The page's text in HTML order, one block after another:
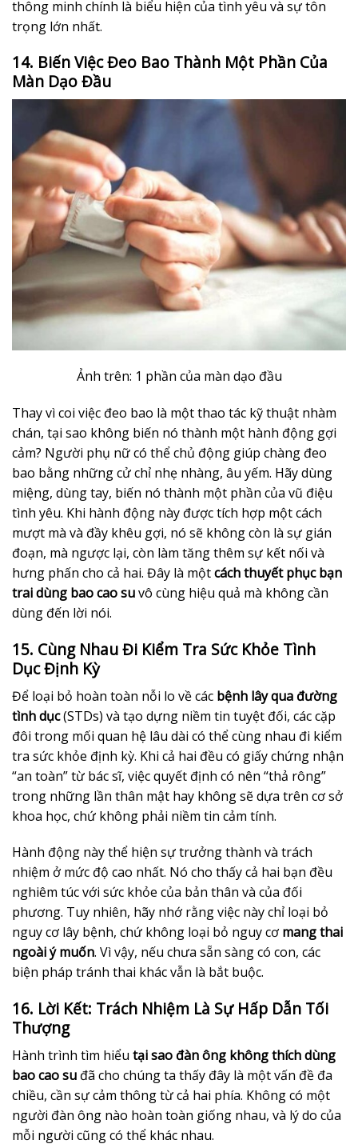
thông minh chính là biểu hiện của tình yêu và sự tôn
trọng lớn nhất.
14. Biến Việc Đeo Bao Thành Một Phần Của
Màn Dạo Đầu
Ảnh trên: 1 phần của màn dạo đầu
Thay vì coi việc đeo bao là một thao tác kỹ thuật nhàm
chán, tại sao không biến nó thành một hành động gợi
cảm? Người phụ nữ có thể chủ động giúp chàng đeo
bao bằng những cử chỉ nhẹ nhàng, âu yếm. Hãy dùng
miệng, dùng tay, biến nó thành một phần của vũ điệu
tình yêu. Khi hành động này được tích hợp một cách
mượt mà và đầy khêu gợi, nó sẽ không còn là sự gián
đoạn, mà ngược lại, còn làm tăng thêm sự kết nối và
hưng phấn cho cả hai. Đây là mộtcách thuyết phục bạn
trai dùng bao cao suvô cùng hiệu quả mà không cần
dùng đến lời nói.
15. Cùng Nhau Đi Kiểm Tra Sức Khỏe Tình
Dục Định Kỳ
Để loại bỏ hoàn toàn nỗi lo về các bệnh lây qua đường
tình dục(STDs) và tạo dựng niềm tin tuyệt đối, các cặp
đôi trong mối quan hệ lâu dài có thể cùng nhau đi kiểm
tra sức khỏe định kỳ. Khi cả hai đều có giấy chứng nhận
“an toàn” từ bác sĩ, việc quyết định có nên “thả rông”
trong những lần thân mật hay không sẽ dựa trên cơ sở
khoa học, chứ không phải niềm tin cảm tính.
Hành động này thể hiện sự trưởng thành và trách
nhiệm ở mức độ cao nhất. Nó cho thấy cả hai bạn đều
nghiêm túc với sức khỏe của bản thân và của đối
phương. Tuy nhiên, hãy nhớ rằng việc này chỉ loại bỏ
nguy cơ lây bệnh, chứ không loại bỏ nguy cơ mang thai
ngoài ý muốn. Vì vậy, nếu chưa sẵn sàng có con, các
biện pháp tránh thai khác vẫn là bắt buộc.
16. Lời Kết: Trách Nhiệm Là Sự Hấp Dẫn Tối
Thượng
Hành trình tìm hiểu tại sao đàn ông không thích dùng
bao cao su đã cho chúng ta thấy đây là một vấn đề đa
chiều, cần sự cảm thông từ cả hai phía. Không có một
người đàn ông nào hoàn toàn giống nhau, và lý do của
mỗi người cũng có thể khác nhau.